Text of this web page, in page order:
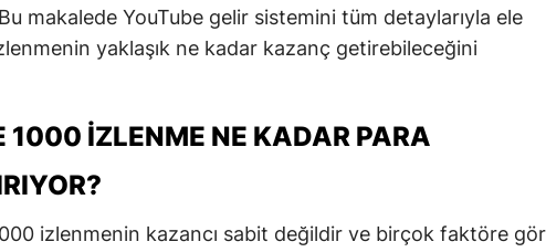
makalede YouTube gelir sistemini tüm detaylarıyla ele
yaklaşık ne kadar kazanç getirebileceğini
1000 İZLENME NE KADAR PARA
izlenmenin kazancı sabit değildir ve birçok faktöre